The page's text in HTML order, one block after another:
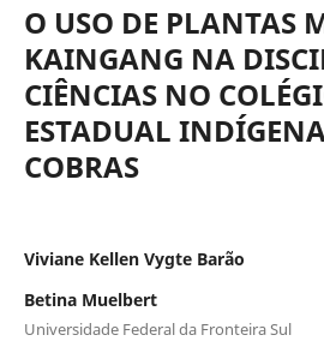
O USO DE PLANTAS
KAINGANG NA
CIÊNCIAS NO
ESTADUAL
COBRAS
Viviane Kellen Vygte Barão
Betina Muelbert
Universidade Federal da Fronteira Sul